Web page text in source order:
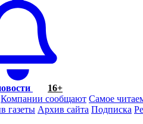
16+
Компании сообщают Самое
газеты Архив сайта Подписка